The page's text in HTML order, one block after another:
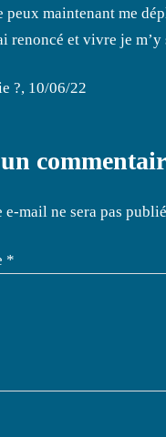
peux maintenant me
renoncé et vivre je m’y
?, 10/06/22
e-mail ne sera pas
*